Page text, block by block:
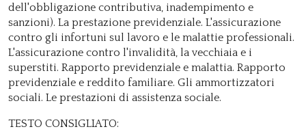
dell'obbligazione contributiva, inadempimento e
sanzioni). La prestazione previdenziale. L'assicurazione
contro gli infortuni sul lavoro e le malattie professionali.
L'assicurazione contro l'invalidità, la vecchiaia e i
superstiti. Rapporto previdenziale e malattia. Rapporto
previdenziale e reddito familiare. Gli ammortizzatori
sociali. Le prestazioni di assistenza sociale.
TESTO CONSIGLIATO: